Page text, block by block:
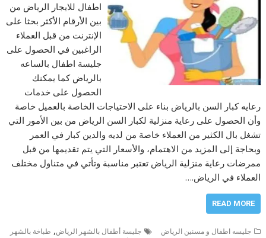
اطفال للايجار الرياض من
بين الأرقام الأكثر بحثا على
الإنترنت من قبل العملاء
الراغبين في الحصول على
جليسة اطفال بالساعه
بالرياض كما يمكنك
الحصول على خدمات
رعايه كبار السن بالرياض بناء على الاحتياجات الخاصة بالعميل خاصة
وأن الحصول على رعاية منزلية لكبار السن الرياض من بين الأمور التي
تشغل بال الكثير من العملاء خاصة من لديه والدين كبار في العمر
وبحاجة إلى المزيد من الاهتمام، والأسعار التي يتم تقديمها من قبل
ممرضات رعاية منزلية الرياض تعتبر مناسبة وتأتي في متناول مختلف
العملاء في الرياض.…
READ MORE
جليسه اطفال و مسنين الرياض جليسة أطفال بالشهر الرياض, طباخة بالشهر